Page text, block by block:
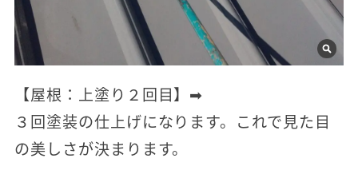
【屋根：上塗り２回目】➡
３回塗装の仕上げになります。これで見た目
の美しさが決まります。